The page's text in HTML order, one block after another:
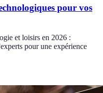
pour vos
et loisirs en 2026 :
pour une expérience